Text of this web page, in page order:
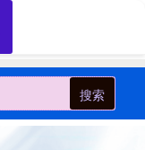
搜索